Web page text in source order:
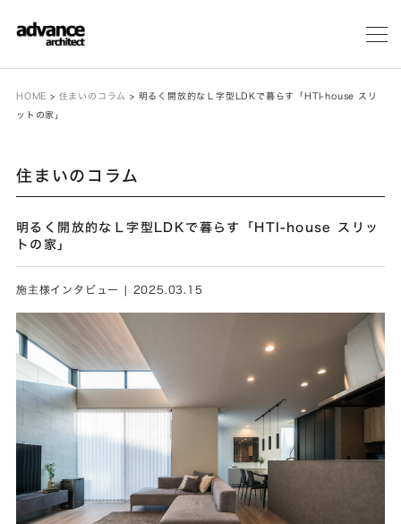
メ
HOME > 住まいのコラム > 明るく開放的なＬ字型LDKで暮らす「HTI-house スリ
ットの家」
住まいのコラム
明るく開放的なＬ字型LDKで暮らす「HTI-house スリッ
トの家」
施主様インタビュー | 2025.03.15